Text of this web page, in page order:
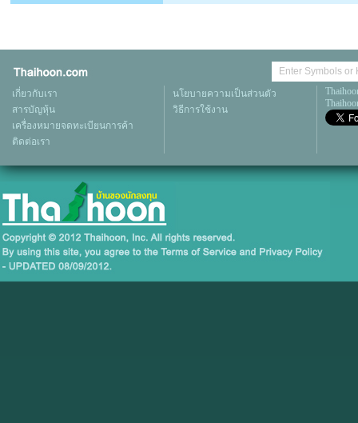
เกี่ยวกับเรา
สารบัญหุ้น
เครื่องหมายจดทะเบียนการค้า
ติดต่อเรา
นโยบายความเป็นส่วนตัว
วิธีการใช้งาน